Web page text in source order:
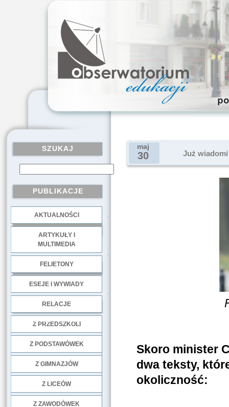
SZUKAJ
PUBLIKACJE
AKTUALNOŚCI
ARTYKUŁY I
MULTIMEDIA
FELIETONY
ESEJE I WYWIADY
RELACJE
Z PRZEDSZKOLI
Z PODSTAWÓWEK
Z GIMNAZJÓW
Z LICEÓW
Z ZAWODÓWEK
maj
30 Już
Skoro minister
dwa teksty,
okoliczność: